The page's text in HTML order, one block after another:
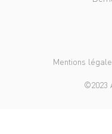
Mentions
©2023